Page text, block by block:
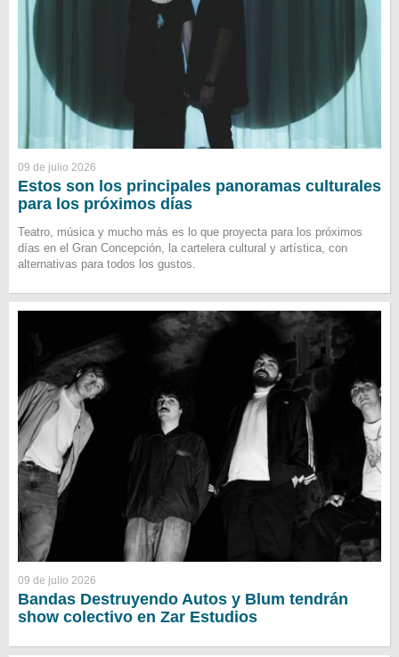
09 de julio 2026
Estos son los principales panoramas culturales
para los próximos días
Teatro, música y mucho más es lo que proyecta para los próximos
días en el Gran Concepción, la cartelera cultural y artística, con
alternativas para todos los gustos.
09 de julio 2026
Bandas Destruyendo Autos y Blum tendrán
show colectivo en Zar Estudios